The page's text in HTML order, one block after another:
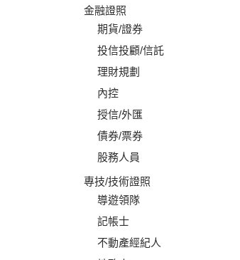
金融證照
期貨/證券
投信投顧/信託
理財規劃
內控
授信/外匯
債券/票券
股務人員
專技/技術證照
導遊領隊
記帳士
不動產經紀人